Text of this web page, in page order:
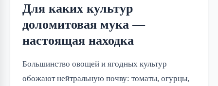
Для каких культур
доломитовая мука —
настоящая находка
Большинство овощей и ягодных культур
обожают нейтральную почву: томаты, огурцы,